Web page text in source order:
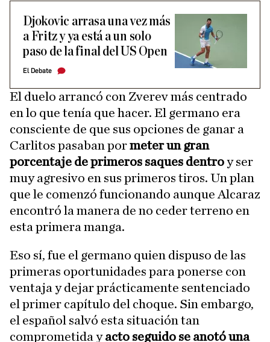
Djokovic arrasa una vez más
a Fritz y ya está a un solo
paso de la final del US Open
El Debate
El duelo arrancó con Zverev más centrado
en lo que tenía que hacer. El germano era
consciente de que sus opciones de ganar a
Carlitos pasaban pormeter un gran
porcentaje de primeros saques dentroy ser
muy agresivo en sus primeros tiros. Un plan
que le comenzó funcionando aunque Alcaraz
encontró la manera de no ceder terreno en
esta primera manga.
Eso sí, fue el germano quien dispuso de las
primeras oportunidades para ponerse con
ventaja y dejar prácticamente sentenciado
el primer capítulo del choque. Sin embargo,
el español salvó esta situación tan
comprometida yacto seguido se anotó una